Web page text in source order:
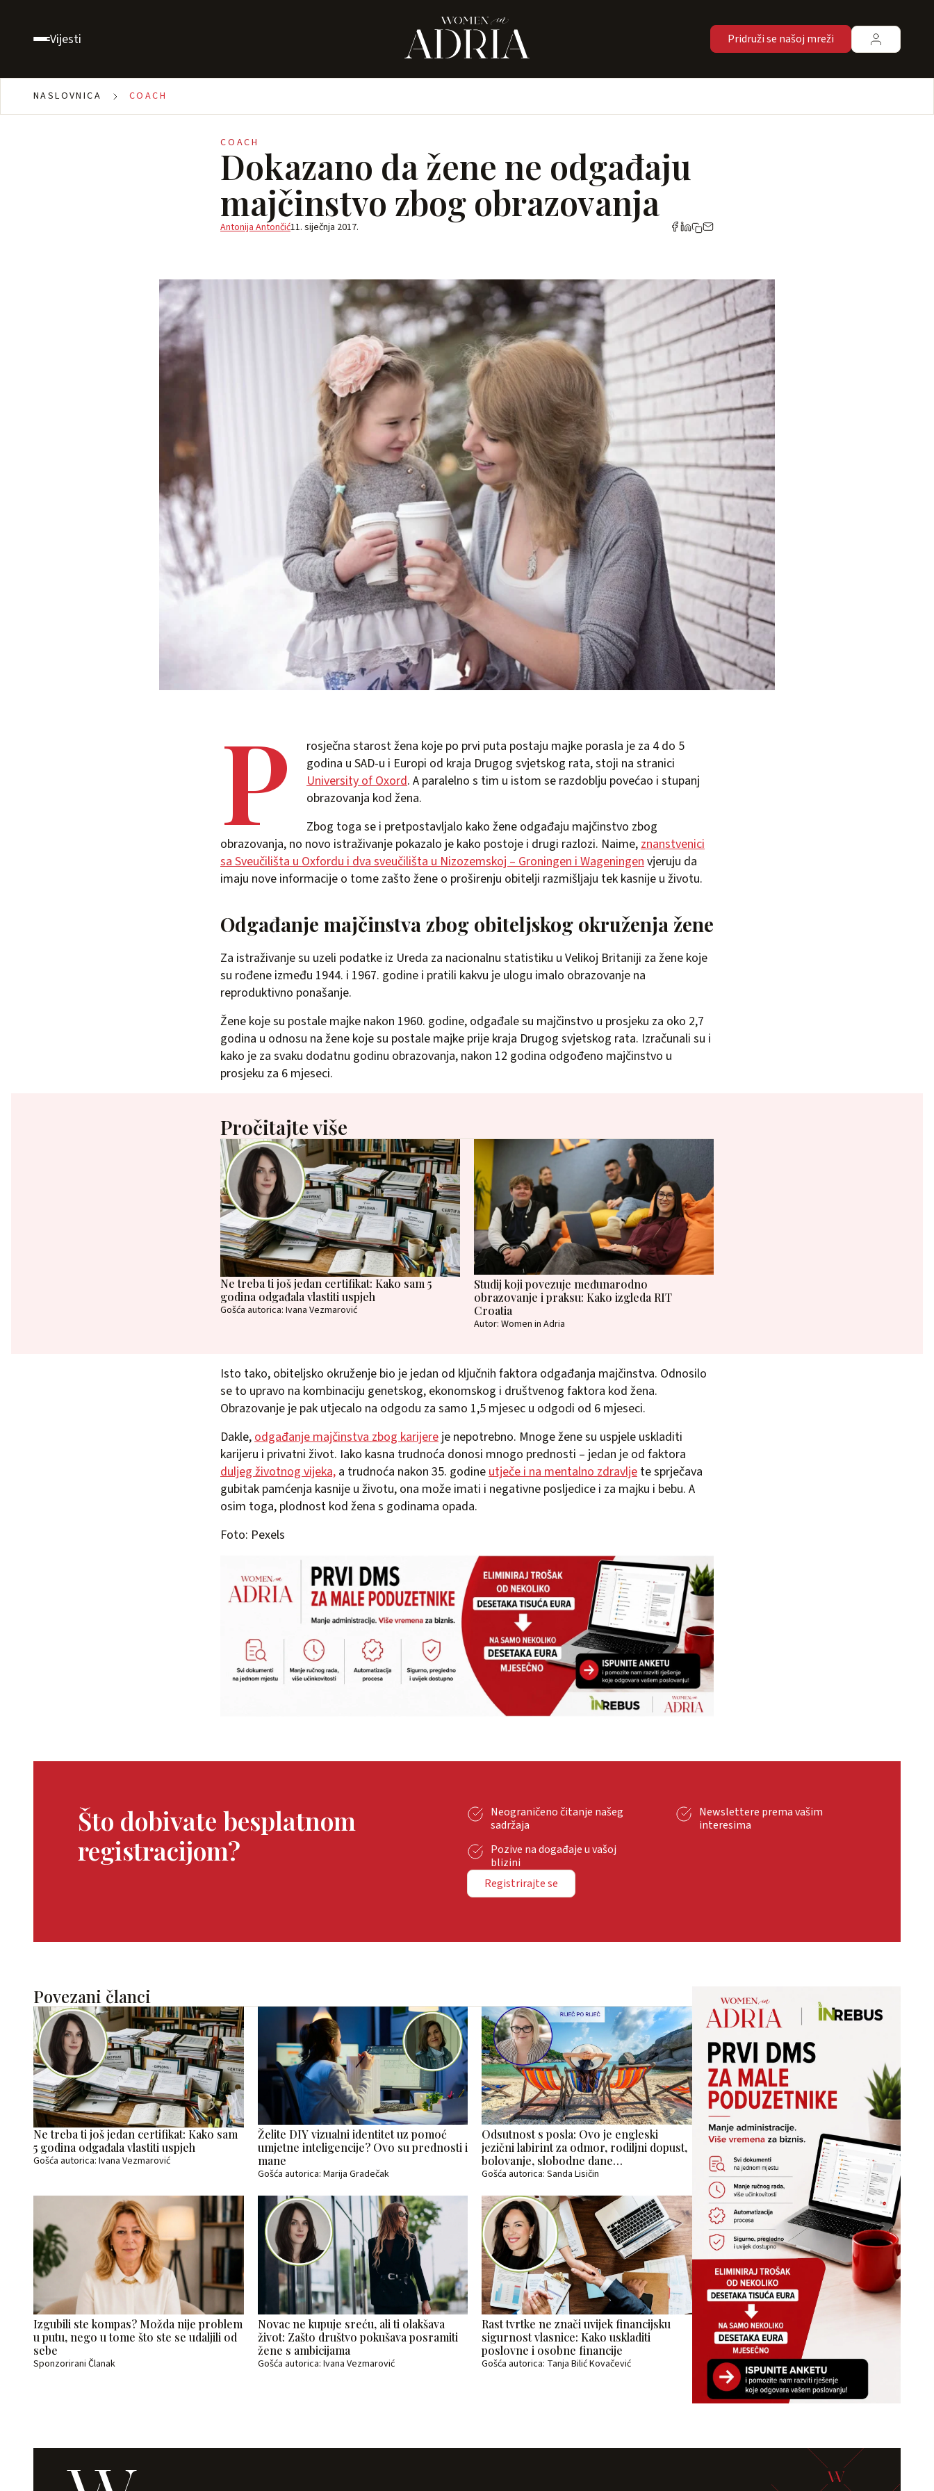
Vijesti Pridruži se našoj mreži
NASLOVNICA COACH
COACH
Dokazano da žene ne odgađaju
majčinstvo zbog obrazovanja
Antonija Antončić11. siječnja 2017.
P
rosječna starost žena koje po prvi puta postaju majke porasla je za 4 do 5
godina u SAD-u i Europi od kraja Drugog svjetskog rata, stoji na stranici
University of Oxord. A paralelno s tim u istom se razdoblju povećao i stupanj
obrazovanja kod žena.
Zbog toga se i pretpostavljalo kako žene odgađaju majčinstvo zbog
obrazovanja, no novo istraživanje pokazalo je kako postoje i drugi razlozi. Naime, znanstvenici
sa Sveučilišta u Oxfordu i dva sveučilišta u Nizozemskoj – Groningen i Wageningen vjeruju da
imaju nove informacije o tome zašto žene o proširenju obitelji razmišljaju tek kasnije u životu.
Odgađanje majčinstva zbog obiteljskog okruženja žene
Za istraživanje su uzeli podatke iz Ureda za nacionalnu statistiku u Velikoj Britaniji za žene koje
su rođene između 1944. i 1967. godine i pratili kakvu je ulogu imalo obrazovanje na
reproduktivno ponašanje.
Žene koje su postale majke nakon 1960. godine, odgađale su majčinstvo u prosjeku za oko 2,7
godina u odnosu na žene koje su postale majke prije kraja Drugog svjetskog rata. Izračunali su i
kako je za svaku dodatnu godinu obrazovanja, nakon 12 godina odgođeno majčinstvo u
prosjeku za 6 mjeseci.
Pročitajte više
Ne treba ti još jedan certifikat: Kako sam 5
godina odgađala vlastiti uspjeh
Gošća autorica: Ivana Vezmarović
Studij koji povezuje međunarodno
obrazovanje i praksu: Kako izgleda RIT
Croatia
Autor: Women in Adria
Isto tako, obiteljsko okruženje bio je jedan od ključnih faktora odgađanja majčinstva. Odnosilo
se to upravo na kombinaciju genetskog, ekonomskog i društvenog faktora kod žena.
Obrazovanje je pak utjecalo na odgodu za samo 1,5 mjesec u odgodi od 6 mjeseci.
Dakle,odgađanje majčinstva zbog karijere je nepotrebno. Mnoge žene su uspjele uskladiti
karijeru i privatni život. Iako kasna trudnoća donosi mnogo prednosti – jedan je od faktora
duljeg životnog vijeka, a trudnoća nakon 35. godineutječe i na mentalno zdravlje te sprječava
gubitak pamćenja kasnije u životu, ona može imati i negativne posljedice i za majku i bebu. A
osim toga, plodnost kod žena s godinama opada.
Foto: Pexels
Što dobivate besplatnom
registracijom?
Neograničeno čitanje našeg
sadržaja
Newslettere prema vašim
interesima
Pozive na događaje u vašoj
blizini
Registrirajte se
Povezani članci
Ne treba ti još jedan certifikat: Kako sam
5 godina odgađala vlastiti uspjeh
Gošća autorica: Ivana Vezmarović
Želite DIY vizualni identitet uz pomoć
umjetne inteligencije? Ovo su prednosti i
mane
Gošća autorica: Marija Gradečak
Odsutnost s posla: Ovo je engleski
jezični labirint za odmor, rodiljni dopust,
bolovanje, slobodne dane…
Gošća autorica: Sanda Lisičin
Izgubili ste kompas? Možda nije problem
u putu, nego u tome što ste se udaljili od
sebe
Sponzorirani Članak
Novac ne kupuje sreću, ali ti olakšava
život: Zašto društvo pokušava posramiti
žene s ambicijama
Gošća autorica: Ivana Vezmarović
Rast tvrtke ne znači uvijek financijsku
sigurnost vlasnice: Kako uskladiti
poslovne i osobne financije
Gošća autorica: Tanja Bilić Kovačević